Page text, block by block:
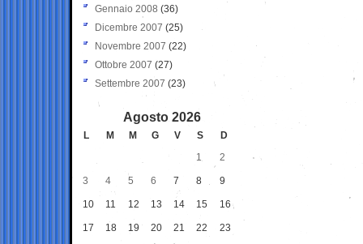
Gennaio 2008 (36)
Dicembre 2007 (25)
Novembre 2007 (22)
Ottobre 2007 (27)
Settembre 2007 (23)
Agosto 2026
L M M G V S
D
1
2
3 4 5 6 7 8 9
10 11 12 13 14 15 16
17 18 19 20 21 22 23